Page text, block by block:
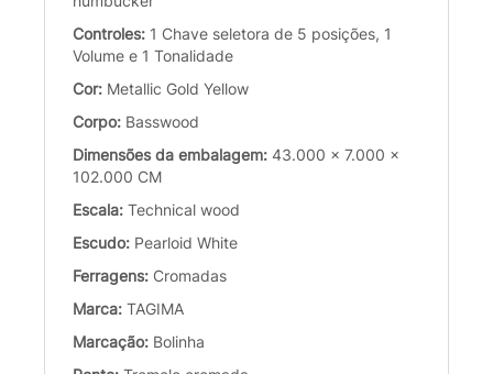
Controles: 1 Chave seletora de 5 posições, 1
Volume e 1 Tonalidade
Cor: Metallic Gold Yellow
Corpo: Basswood
Dimensões da embalagem: 43.000 x 7.000 x
102.000 CM
Escala: Technical wood
Escudo: Pearloid White
Ferragens: Cromadas
Marca: TAGIMA
Marcação: Bolinha